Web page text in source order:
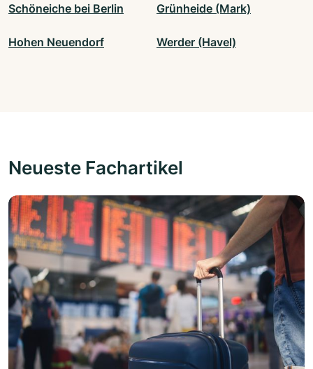
Schöneiche bei Berlin Grünheide (Mark)
Hohen Neuendorf Werder (Havel)
Neueste Fachartikel